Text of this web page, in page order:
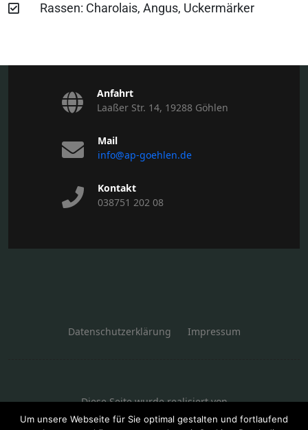
Rassen: Charolais, Angus, Uckermärker
Anfahrt
Laaßer Str. 14, 19288 Göhlen
Mail
info@ap-goehlen.de
Kontakt
038751 202 08
Datenschutzerklärung Impressum
Diese Seite wurde realisiert von
Um unsere Webseite für Sie optimal gestalten und fortlaufend